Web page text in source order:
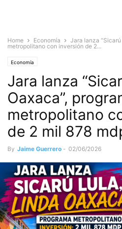
Home Economía
Jara lanza
metropolitano con inversión de 2...
Economía
Jara lanza
Oaxaca”,
metropolitano
de 2 mil 878
By Jaime Guerrero - 02/06/2026